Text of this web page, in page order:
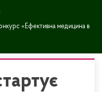
«Ефективна медицина в